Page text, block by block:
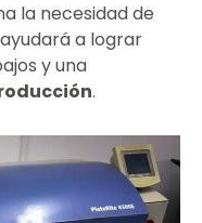
la necesidad de
a lograr
y una
.